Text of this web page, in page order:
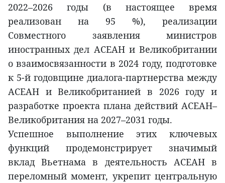
2022–2026 годы (в настоящее время
реализован на 95 %), реализации
Совместного заявления министров
иностранных дел АСЕАН и Великобритании
о взаимосвязанности в 2024 году, подготовке
к 5-й годовщине диалога-партнерства между
АСЕАН и Великобританией в 2026 году и
разработке проекта плана действий АСЕАН–
Великобритания на 2027–2031 годы.
Успешное выполнение этих ключевых
функций продемонстрирует значимый
вклад Вьетнама в деятельность АСЕАН в
переломный момент, укрепит центральную